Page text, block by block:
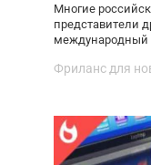
Многие
представители
международный
Фриланс для